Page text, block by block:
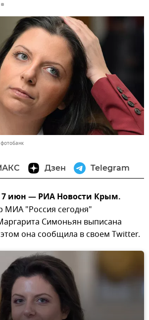
Дзен Telegram
июн — РИА Новости Крым.
МИА "Россия сегодня"
Симоньян выписана
она сообщила в своем Twitter.